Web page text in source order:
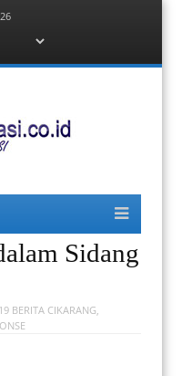
Sidang
BERITA CIKARANG